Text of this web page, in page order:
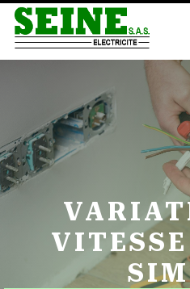
VARIATION DE
Panneau de gestion des cookies